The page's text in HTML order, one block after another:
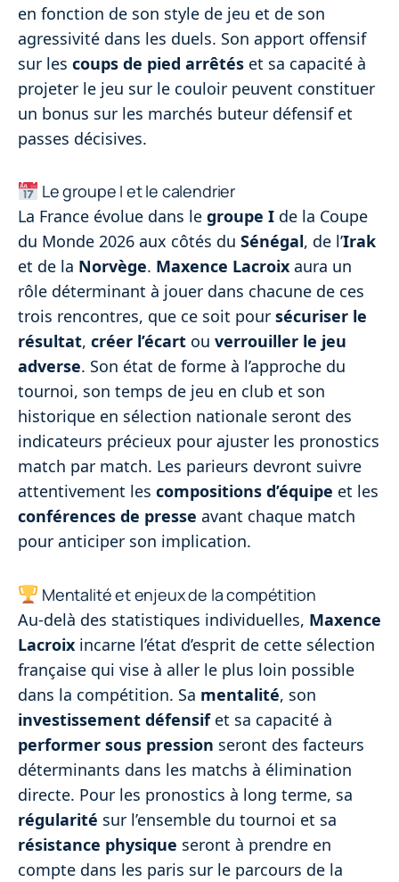
en fonction de son style de jeu et de son
agressivité dans les duels. Son apport offensif
sur les coups de pied arrêtés et sa capacité à
projeter le jeu sur le couloir peuvent constituer
un bonus sur les marchés buteur défensif et
passes décisives.
Le groupe I et le calendrier
La France évolue dans le groupe I de la Coupe
du Monde 2026 aux côtés du Sénégal, de l’Irak
et de la Norvège. Maxence Lacroix aura un
rôle déterminant à jouer dans chacune de ces
trois rencontres, que ce soit pour sécuriser le
résultat, créer l’écart ou verrouiller le jeu
adverse. Son état de forme à l’approche du
tournoi, son temps de jeu en club et son
historique en sélection nationale seront des
indicateurs précieux pour ajuster les pronostics
match par match. Les parieurs devront suivre
attentivement les compositions d’équipe et les
conférences de presse avant chaque match
pour anticiper son implication.
Mentalité et enjeux de la compétition
Au-delà des statistiques individuelles, Maxence
Lacroix incarne l’état d’esprit de cette sélection
française qui vise à aller le plus loin possible
dans la compétition. Sa mentalité, son
investissement défensifet sa capacité à
performer sous pression seront des facteurs
déterminants dans les matchs à élimination
directe. Pour les pronostics à long terme, sa
régularité sur l’ensemble du tournoi et sa
résistance physique seront à prendre en
compte dans les paris sur le parcours de la